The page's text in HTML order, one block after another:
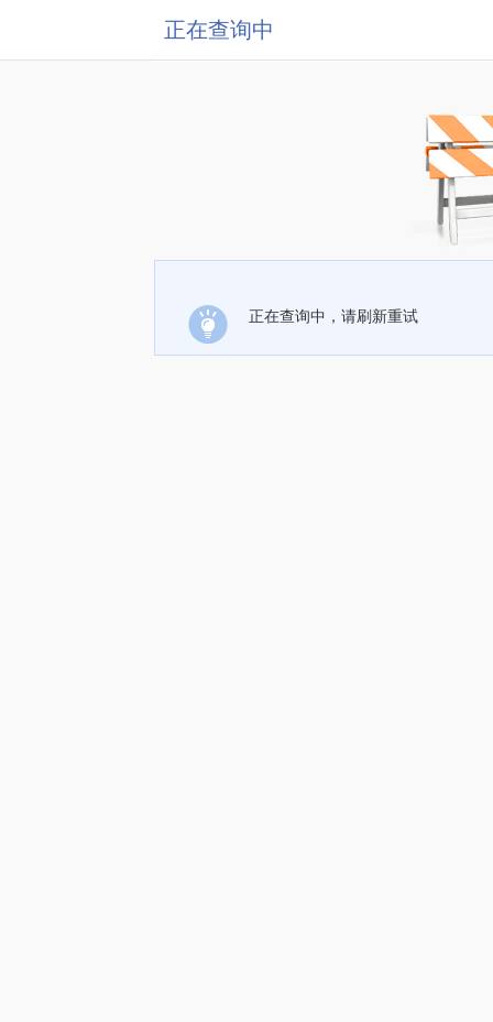
正在查询中
正在查询中，请刷新重试